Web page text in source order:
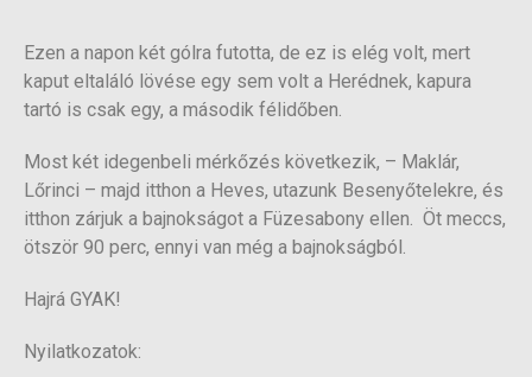
Ezen a napon két gólra futotta, de ez is elég volt, mert
kaput eltaláló lövése egy sem volt a Herédnek, kapura
tartó is csak egy, a második félidőben.
Most két idegenbeli mérkőzés következik, – Maklár,
Lőrinci – majd itthon a Heves, utazunk Besenyőtelekre, és
itthon zárjuk a bajnokságot a Füzesabony ellen. Öt meccs,
ötször 90 perc, ennyi van még a bajnokságból.
Hajrá GYAK!
Nyilatkozatok: